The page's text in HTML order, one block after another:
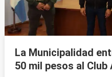
La Municipalidad
50 mil pesos al